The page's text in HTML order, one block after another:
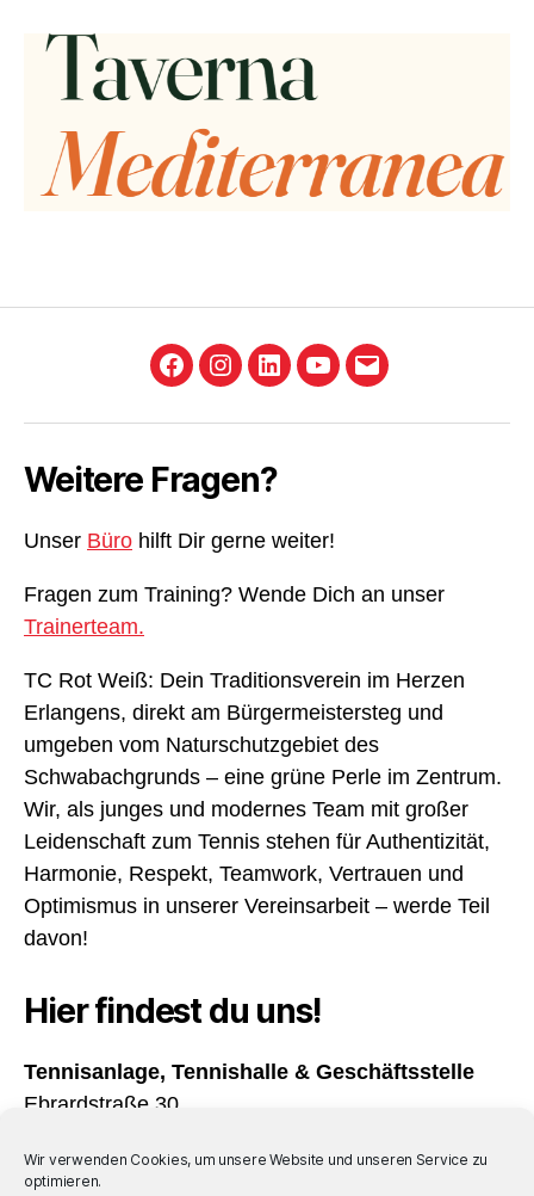
Wir verwenden Cookies, um unsere Website und unseren Service zu
optimieren.
FacebookInstagram
LinkedInYouTube
E-
Weitere Fragen?
Unser Büro hilft Dir gerne weiter!
Fragen zum Training? Wende Dich an unser
Trainerteam.
TC Rot Weiß: Dein Traditionsverein im Herzen
Erlangens, direkt am Bürgermeistersteg und
umgeben vom Naturschutzgebiet des
Schwabachgrunds – eine grüne Perle im Zentrum.
Wir, als junges und modernes Team mit großer
Leidenschaft zum Tennis stehen für Authentizität,
Harmonie, Respekt, Teamwork, Vertrauen und
Optimismus in unserer Vereinsarbeit – werde Teil
davon!
Hier findest du uns!
Tennisanlage, Tennishalle & Geschäftsstelle
Ebrardstraße 30
Öffnungszeiten